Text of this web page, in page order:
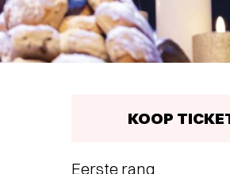
KOOP
Eerste rang